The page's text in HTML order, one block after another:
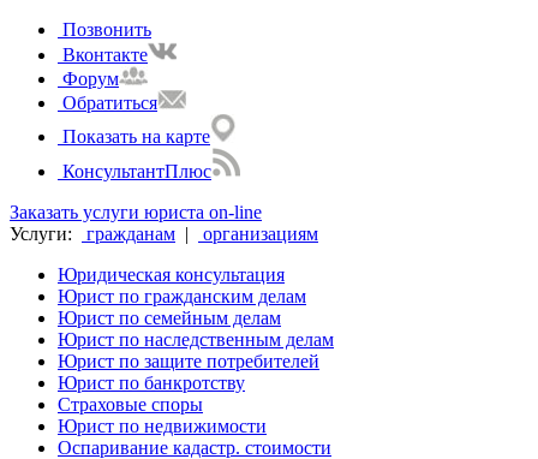
Позвонить
Вконтакте
Форум
Обратиться
Показать на карте
КонсультантПлюс
Заказать услуги юриста on-line
Услуги:
гражданам |
организациям
Юридическая консультация
Юрист по гражданским делам
Юрист по семейным делам
Юрист по наследственным делам
Юрист по защите потребителей
Юрист по банкротству
Страховые споры
Юрист по недвижимости
Оспаривание кадастр. стоимости